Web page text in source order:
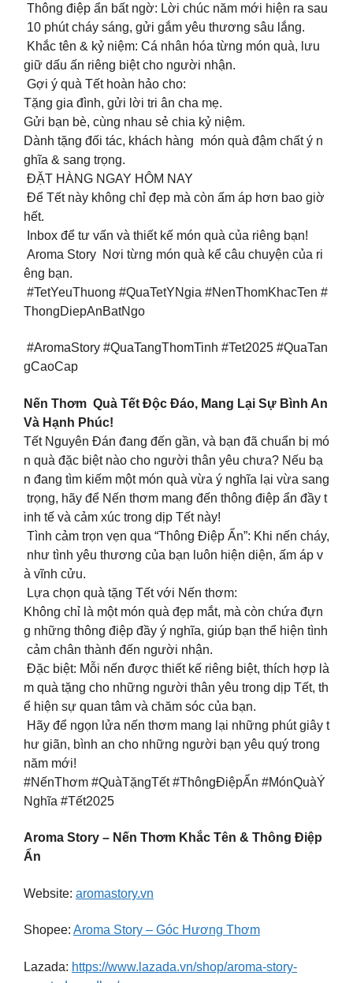
Thông điệp ẩn bất ngờ: Lời chúc năm mới hiện ra sau
10 phút cháy sáng, gửi gắm yêu thương sâu lắng.
Khắc tên & kỷ niệm: Cá nhân hóa từng món quà, lưu
giữ dấu ấn riêng biệt cho người nhận.
Gợi ý quà Tết hoàn hảo cho:
Tặng gia đình, gửi lời tri ân cha mẹ.
Gửi bạn bè, cùng nhau sẻ chia kỷ niệm.
Dành tặng đối tác, khách hàng món quà đậm chất ý n
ghĩa & sang trọng.
ĐẶT HÀNG NGAY HÔM NAY
Để Tết này không chỉ đẹp mà còn ấm áp hơn bao giờ
hết.
Inbox để tư vấn và thiết kế món quà của riêng bạn!
Aroma Story Nơi từng món quà kể câu chuyện của ri
êng bạn.
#TetYeuThuong #QuaTetYNgia #NenThomKhacTen #
ThongDiepAnBatNgo
#AromaStory #QuaTangThomTinh #Tet2025 #QuaTan
gCaoCap
Nến Thơm Quà Tết Độc Đáo, Mang Lại Sự Bình An
Và Hạnh Phúc!
Tết Nguyên Đán đang đến gần, và bạn đã chuẩn bị mó
n quà đặc biệt nào cho người thân yêu chưa? Nếu bạ
n đang tìm kiếm một món quà vừa ý nghĩa lại vừa sang
trọng, hãy để Nến thơm mang đến thông điệp ẩn đầy t
inh tế và cảm xúc trong dịp Tết này!
Tình cảm trọn vẹn qua “Thông Điệp Ẩn”: Khi nến cháy,
như tình yêu thương của bạn luôn hiện diện, ấm áp v
à vĩnh cửu.
Lựa chọn quà tặng Tết với Nến thơm:
Không chỉ là một món quà đẹp mắt, mà còn chứa đựn
g những thông điệp đầy ý nghĩa, giúp bạn thể hiện tình
cảm chân thành đến người nhận.
Đặc biệt: Mỗi nến được thiết kế riêng biệt, thích hợp là
m quà tặng cho những người thân yêu trong dịp Tết, th
ể hiện sự quan tâm và chăm sóc của bạn.
Hãy để ngọn lửa nến thơm mang lại những phút giây t
hư giãn, bình an cho những người bạn yêu quý trong
năm mới!
#NếnThơm #QuàTặngTết #ThôngĐiệpẨn #MónQuàÝ
Nghĩa #Tết2025
Aroma Story – Nến Thơm Khắc Tên & Thông Điệp
Ẩn
Website: aromastory.vn
Shopee: Aroma Story – Góc Hương Thơm
Lazada: https://www.lazada.vn/shop/aroma-story-